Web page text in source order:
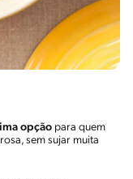
opção para quem
sem sujar muita